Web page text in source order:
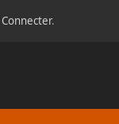
Connecter.